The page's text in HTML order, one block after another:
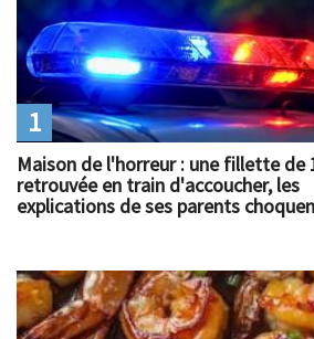
Maison de l'horreur : une fillette de
retrouvée en train d'accoucher, les
explications de ses parents
1